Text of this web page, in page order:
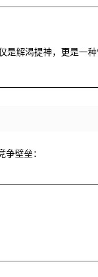
是解渴提神，更是一
争壁垒：